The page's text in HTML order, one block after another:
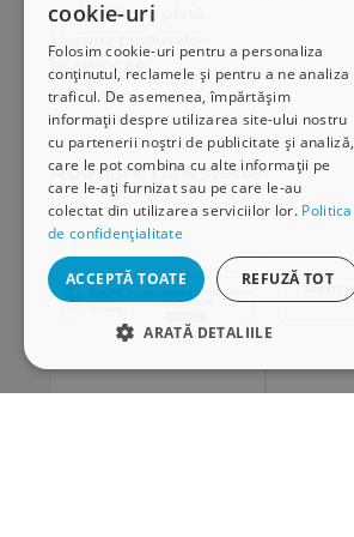
cookie-uri
Folosim cookie-uri pentru a personaliza
conținutul, reclamele și pentru a ne analiza
traficul. De asemenea, împărtășim
informații despre utilizarea site-ului nostru
cu partenerii noștri de publicitate și analiză,
care le pot combina cu alte informații pe
care le-ați furnizat sau pe care le-au
colectat din utilizarea serviciilor lor. Politica
de confidențialitate
ACCEPTĂ TOATE REFUZĂ TOT
ARATĂ DETALIILE
Modalități de plată
SEAP/SICAP
Hartă site
Cariere
Abonare newsletter